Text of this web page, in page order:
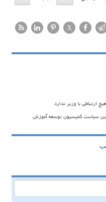
X
ارتباطی با وزیر ندارد
سیاست کمیسیون توسعه آموزش